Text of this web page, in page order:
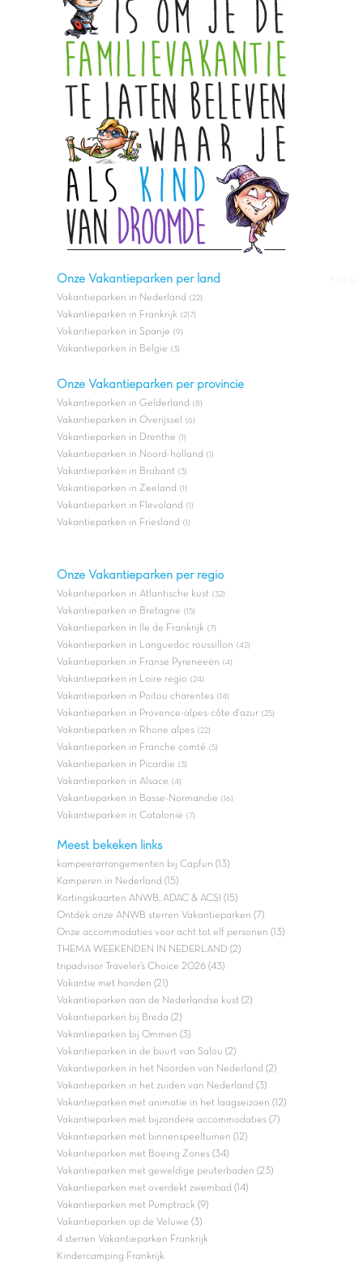
Onze Vakantieparken per land
Vakantieparken in Nederland (22)
Vakantieparken in Frankrijk (217)
Vakantieparken in Spanje (9)
Vakantieparken in Belgie (3)
Onze Vakantieparken per provincie
Vakantieparken in Gelderland (8)
Vakantieparken in Overijssel (6)
Vakantieparken in Drenthe (1)
Vakantieparken in Noord-holland (1)
Vakantieparken in Brabant (3)
Vakantieparken in Zeeland (1)
Vakantieparken in Flevoland (1)
Vakantieparken in Friesland (1)
Onze Vakantieparken per regio
Vakantieparken in Atlantische kust (32)
Vakantieparken in Bretagne (15)
Vakantieparken in Ile de Frankrijk (7)
Vakantieparken in Languedoc roussillon (42)
Vakantieparken in Franse Pyreneeën (4)
Vakantieparken in Loire regio (24)
Vakantieparken in Poitou charentes (14)
Vakantieparken in Provence-alpes-côte d'azur (25)
Vakantieparken in Rhone alpes (22)
Vakantieparken in Franche comté (5)
Vakantieparken in Picardie (3)
Vakantieparken in Alsace (4)
Vakantieparken in Basse-Normandie (16)
Vakantieparken in Catalonië (7)
Meest bekeken links
kampeerarrangementen bij Capfun (13)
Kamperen in Nederland (15)
Kortingskaarten ANWB, ADAC & ACSI (15)
Ontdek onze ANWB sterren Vakantieparken (7)
Onze accommodaties voor acht tot elf personen (13)
THEMA WEEKENDEN IN NEDERLAND (2)
tripadvisor Traveler’s Choice 2026 (43)
Vakantie met honden (21)
Vakantieparken aan de Nederlandse kust (2)
Vakantieparken bij Breda (2)
Vakantieparken bij Ommen (3)
Vakantieparken in de buurt van Salou (2)
Vakantieparken in het Noorden van Nederland (2)
Vakantieparken in het zuiden van Nederland (3)
Vakantieparken met animatie in het laagseizoen (12)
Vakantieparken met bijzondere accommodaties (7)
Vakantieparken met binnenspeeltuinen (12)
Vakantieparken met Boeing Zones (34)
Vakantieparken met geweldige peuterbaden (23)
Vakantieparken met overdekt zwembad (14)
Vakantieparken met Pumptrack (9)
Vakantieparken op de Veluwe (3)
4 sterren Vakantieparken Frankrijk
Kindercamping Frankrijk